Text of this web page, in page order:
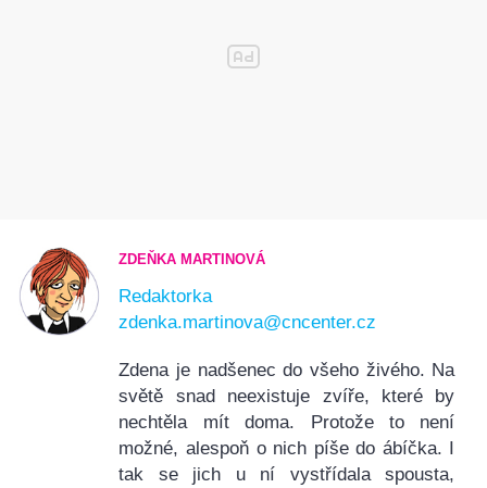
ZDEŇKA MARTINOVÁ
Redaktorka
zdenka.martinova@cncenter.cz
Zdena je nadšenec do všeho živého. Na
světě snad neexistuje zvíře, které by
nechtěla mít doma. Protože to není
možné, alespoň o nich píše do ábíčka. I
tak se jich u ní vystřídala spousta,